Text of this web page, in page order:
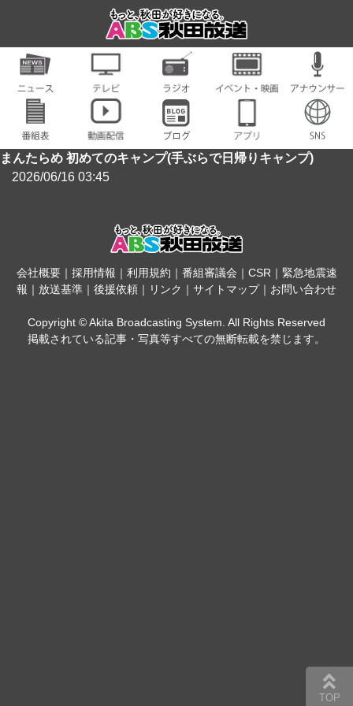
まんたらめ 初めてのキャンプ(手ぶらで日帰りキャンプ)
2026/06/16 03:45
会社概要｜ 採用情報 ｜ 利用規約 ｜ 番組審議会 ｜ CSR｜ 緊急地震速
報 ｜ 放送基準 ｜ 後援依頼 ｜ リンク ｜ サイトマップ｜ お問い合わせ
Copyright © Akita Broadcasting System. All Rights Reserved
掲載されている記事・写真等すべての無断転載を禁じます。